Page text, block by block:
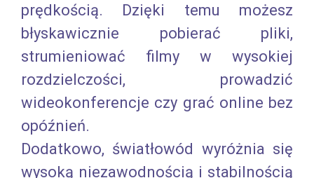
prędkością. Dzięki temu możesz
błyskawicznie pobierać pliki,
strumieniować filmy w wysokiej
rozdzielczości, prowadzić
wideokonferencje czy grać online bez
opóźnień.
Dodatkowo, światłowód wyróżnia się
wysoką niezawodnością i stabilnością